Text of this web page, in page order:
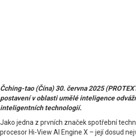
Čching-tao (Čína) 30. června 2025
postavení v oblasti umělé inteligence
inteligentních technologií.
Jako jedna z prvních značek spotřební
procesor Hi-View AI Engine X – její dosud